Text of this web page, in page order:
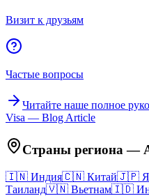
Визит к друзьям
Частые вопросы
Читайте наше полное
Visa — Blog Article
Страны региона —
🇮🇳 Индия🇨🇳 Китай🇯🇵
Таиланд🇻🇳 Вьетнам🇮🇩